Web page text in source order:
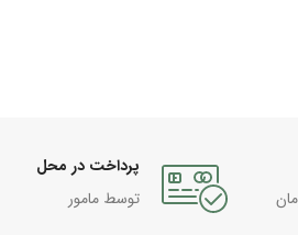
پرداخت در محل
توسط مامور